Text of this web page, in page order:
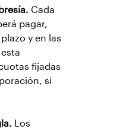
Cada
pagar,
y en las
fijadas
si
Los